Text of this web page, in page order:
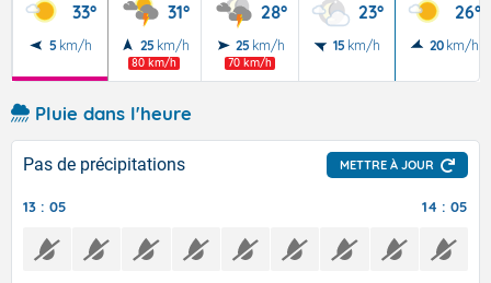
33°
5 km/h
31°
25 km/h
80 km/h
28°
25 km/h
70 km/h
23°
15 km/h
26°
20 km/h
Pluie dans l'heure
Pas de précipitations METTRE À JOUR
13 : 05 14 : 05